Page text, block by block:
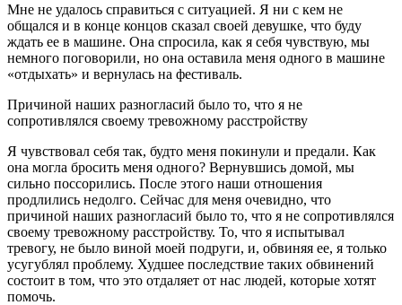
Мне не удалось справиться с ситуацией. Я ни с кем не
общался и в конце концов сказал своей девушке, что буду
ждать ее в машине. Она спросила, как я себя чувствую, мы
немного поговорили, но она оставила меня одного в машине
«отдыхать» и вернулась на фестиваль.
Причиной наших разногласий было то, что я не
сопротивлялся своему тревожному расстройству
Я чувствовал себя так, будто меня покинули и предали. Как
она могла бросить меня одного? Вернувшись домой, мы
сильно поссорились. После этого наши отношения
продлились недолго. Сейчас для меня очевидно, что
причиной наших разногласий было то, что я не сопротивлялся
своему тревожному расстройству. То, что я испытывал
тревогу, не было виной моей подруги, и, обвиняя ее, я только
усугублял проблему. Худшее последствие таких обвинений
состоит в том, что это отдаляет от нас людей, которые хотят
помочь.